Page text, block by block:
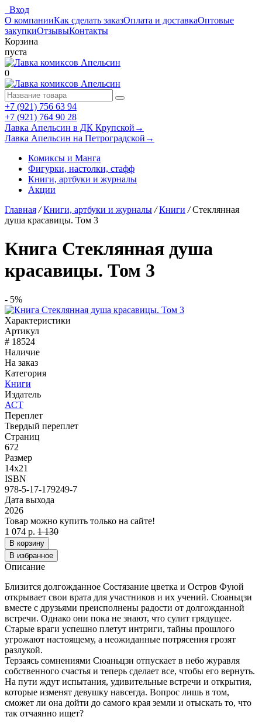
Вход
О компанииКак сделать заказОплата и доставкаОптовые
закупкиОтзывыКонтакты
Корзина
пуста
0
+7 (921) 756 63 94
+7 (921) 764 90 28
Лавка Апельсин в ДК Крупской →
Лавка Апельсин на Петроградской →
Комиксы и Манга
Фигурки, настолки, стафф
Книги, артбуки и журналы
Акции
Главная / Книги, артбуки и журналы / Книги / Стеклянная
душа красавицы. Том 3
Книга Стеклянная душа
красавицы. Том 3
- 5%
Характеристики
Артикул
# 18524
Наличие
На заказ
Категория
Книги
Издатель
АСТ
Переплет
Твердый переплет
Страниц
672
Размер
14x21
ISBN
978-5-17-179249-7
Дата выхода
2026
Товар можно купить только на сайте!
1 074 р. 1 130
В корзину
В избранное
Описание
Близится долгожданное Состязание цветка и Остров Фуюй
открывает свои врата для участников и их учений. Сюаньцзи
вместе с друзьями преисполнены радости от долгожданной
встречи. Однако они пока не знают, что сулит грядущее.
Старые враги успешно плетут интриги, тайны прошлого
угрожают настоящему, а неожиданные потрясения грозят
разлукой.
Терзаясь сомнениями Сюаньцзи отпускает в небо журавля
собственного счастья и теперь сделает все, чтобы его вернуть.
На пути ждут испытания, удивительные встречи и открытия,
которые изменят девушку навсегда. Вопрос лишь в том,
сможет ли она дойти до самого края земли и отыскать то, что
так отчаянно ищет?